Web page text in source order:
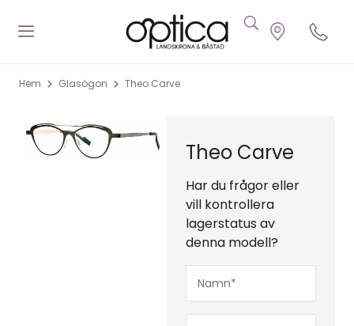
Hem Glasögon Theo Carve
Theo Carve
Har du frågor eller
vill kontrollera
lagerstatus av
denna modell?